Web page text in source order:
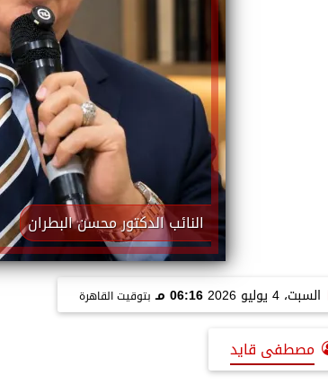
النائب الدكتور محسن البطران
السبت، 4 يوليو 2026 06:16 مـ بتوقيت القاهرة
مصطفى قايد